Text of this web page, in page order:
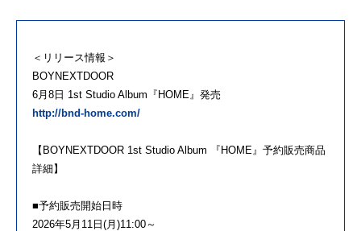
＜リリース情報＞
BOYNEXTDOOR
6月8日 1st Studio Album『HOME』発売
http://bnd-home.com/
【BOYNEXTDOOR 1st Studio Album 『HOME』予約販売商品
詳細】
■予約販売開始日時
2026年5月11日(月)11:00～